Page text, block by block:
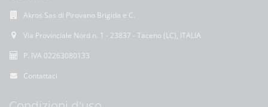
Akros Sas di Pirovano Brigida e C.
Via Provinciale Nord n. 1 - 23837 - Taceno (LC), ITALIA
P. IVA 02263080133
Contattaci